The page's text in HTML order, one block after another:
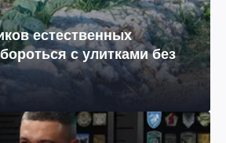
естественных
с улитками без